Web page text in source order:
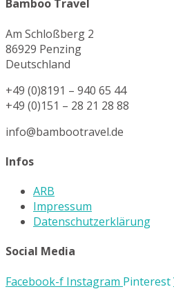
Bamboo Travel
Am Schloßberg 2
86929 Penzing
Deutschland
+49 (0)8191 – 940 65 44
+49 (0)151 – 28 21 28 88
info@bambootravel.de
Infos
ARB
Impressum
Datenschutzerklärung
Social Media
Facebook-f Instagram Pinterest